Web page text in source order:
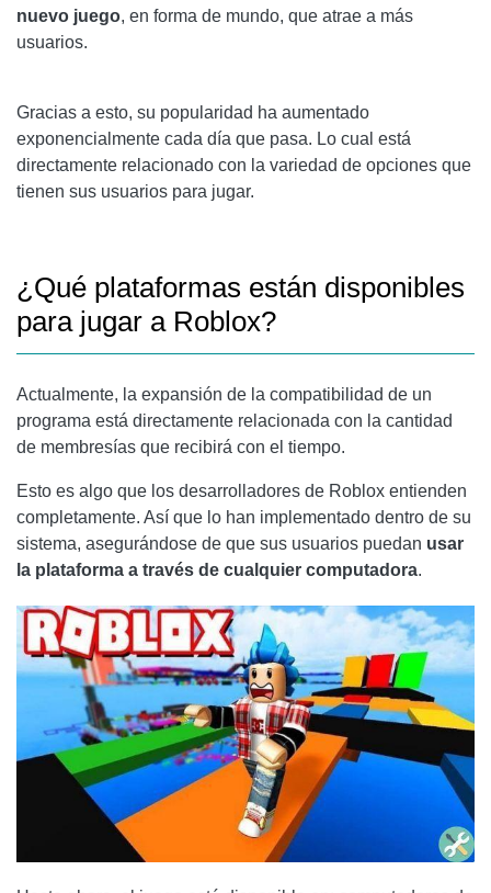
nuevo juego, en forma de mundo, que atrae a más
usuarios.
Gracias a esto, su popularidad ha aumentado
exponencialmente cada día que pasa. Lo cual está
directamente relacionado con la variedad de opciones que
tienen sus usuarios para jugar.
¿Qué plataformas están disponibles
para jugar a Roblox?
Actualmente, la expansión de la compatibilidad de un
programa está directamente relacionada con la cantidad
de membresías que recibirá con el tiempo.
Esto es algo que los desarrolladores de Roblox entienden
completamente. Así que lo han implementado dentro de su
sistema, asegurándose de que sus usuarios puedan usar
la plataforma a través de cualquier computadora.